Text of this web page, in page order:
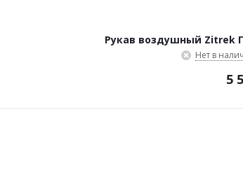
Рукав воздушный Zitrek
Нет в
5